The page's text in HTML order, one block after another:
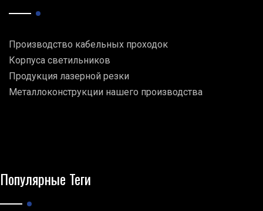
Производство кабельных проходок
Корпуса светильников
Продукция лазерной резки
Металлоконструкции нашего производства
Популярные Теги